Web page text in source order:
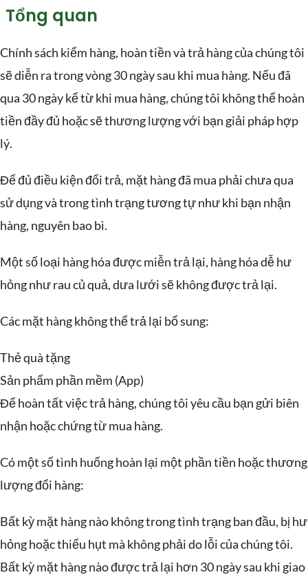
Tổng quan
Chính sách kiểm hàng, hoàn tiền và trả hàng của chúng tôi
sẽ diễn ra trong vòng 30 ngày sau khi mua hàng. Nếu đã
qua 30 ngày kể từ khi mua hàng, chúng tôi không thể hoàn
tiền đầy đủ hoặc sẽ thương lượng với bạn giải pháp hợp
lý.
Để đủ điều kiện đổi trả, mặt hàng đã mua phải chưa qua
sử dụng và trong tình trạng tương tự như khi bạn nhận
hàng, nguyên bao bì.
Một số loại hàng hóa được miễn trả lại, hàng hóa dễ hư
hỏng như rau củ quả, dưa lưới sẽ không được trả lại.
Các mặt hàng không thể trả lại bổ sung:
Thẻ quà tặng
Sản phẩm phần mềm (App)
Để hoàn tất việc trả hàng, chúng tôi yêu cầu bạn gửi biên
nhận hoặc chứng từ mua hàng.
Có một số tình huống hoàn lại một phần tiền hoặc thương
lượng đổi hàng:
Bất kỳ mặt hàng nào không trong tình trạng ban đầu, bị hư
hỏng hoặc thiếu hụt mà không phải do lỗi của chúng tôi.
Bất kỳ mặt hàng nào được trả lại hơn 30 ngày sau khi giao